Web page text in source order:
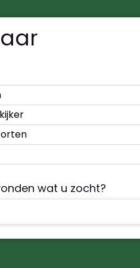
wat u zocht?